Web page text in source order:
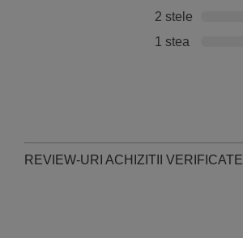
2 stele
1 stea
REVIEW-URI ACHIZITII VERIFICATE